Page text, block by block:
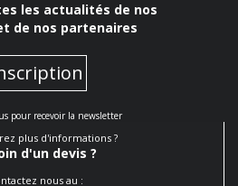
les actualités de nos
de nos partenaires
pour recevoir la newsletter
plus d'informations ?
d'un devis ?
nous au :